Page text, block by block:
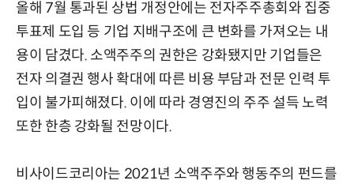
올해 7월 통과된 상법 개정안에는 전자주주총회와 집중
투표제 도입 등 기업 지배구조에 큰 변화를 가져오는 내
용이 담겼다. 소액주주의 권한은 강화됐지만 기업들은
전자 의결권 행사 확대에 따른 비용 부담과 전문 인력 투
입이 불가피해졌다. 이에 따라 경영진의 주주 설득 노력
또한 한층 강화될 전망이다.
비사이드코리아는 2021년 소액주주와 행동주의 펀드를